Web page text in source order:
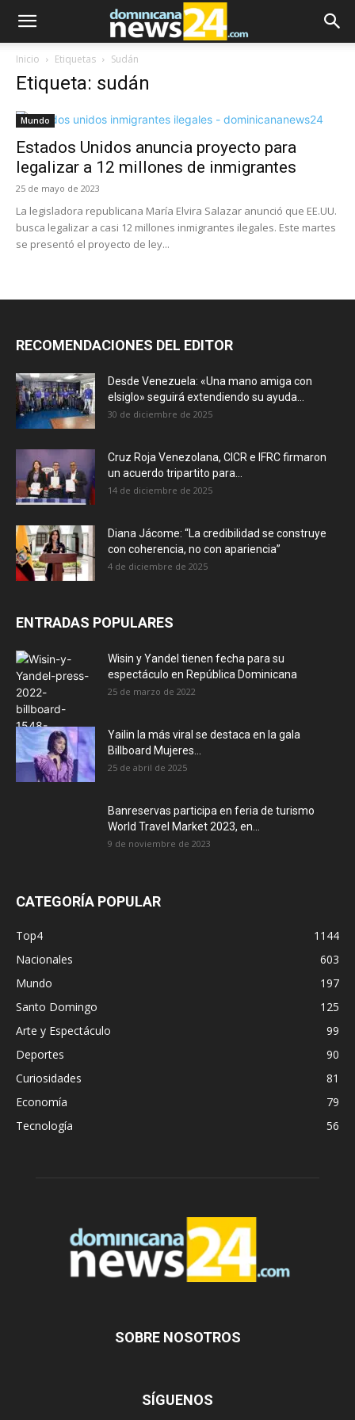
Inicio Etiquetas Sudán
Etiqueta: sudán
Mundo
Estados Unidos anuncia proyecto para
legalizar a 12 millones de inmigrantes
25 de mayo de 2023
La legisladora republicana María Elvira Salazar anunció que EE.UU.
busca legalizar a casi 12 millones inmigrantes ilegales. Este martes
se presentó el proyecto de ley...
RECOMENDACIONES DEL EDITOR
Desde Venezuela: «Una mano amiga con
elsiglo» seguirá extendiendo su ayuda...
30 de diciembre de 2025
Cruz Roja Venezolana, CICR e IFRC firmaron
un acuerdo tripartito para...
14 de diciembre de 2025
Diana Jácome: “La credibilidad se construye
con coherencia, no con apariencia”
4 de diciembre de 2025
ENTRADAS POPULARES
Wisin y Yandel tienen fecha para su
espectáculo en República Dominicana
25 de marzo de 2022
Yailin la más viral se destaca en la gala
Billboard Mujeres...
25 de abril de 2025
Banreservas participa en feria de turismo
World Travel Market 2023, en...
9 de noviembre de 2023
CATEGORÍA POPULAR
Top4
1144
Nacionales
603
Mundo
197
Santo Domingo
125
Arte y Espectáculo
99
Deportes
90
Curiosidades
81
Economía
79
Tecnología
56
SOBRE NOSOTROS
SÍGUENOS